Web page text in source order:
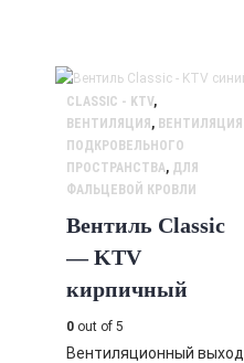
CLASSIC - KTV,
ВЕНТИЛЯЦИЯ, ВЕНТИЛЯЦИЯ
ПОДКРОВЕЛЬНОГО
ПРОСТРАНСТВА, ДЛЯ
ФАЛЬЦЕВОЙ КРОВЛИ
Вентиль Classic
— KTV
кирпичный
0 out of 5
Вентиляционный выход